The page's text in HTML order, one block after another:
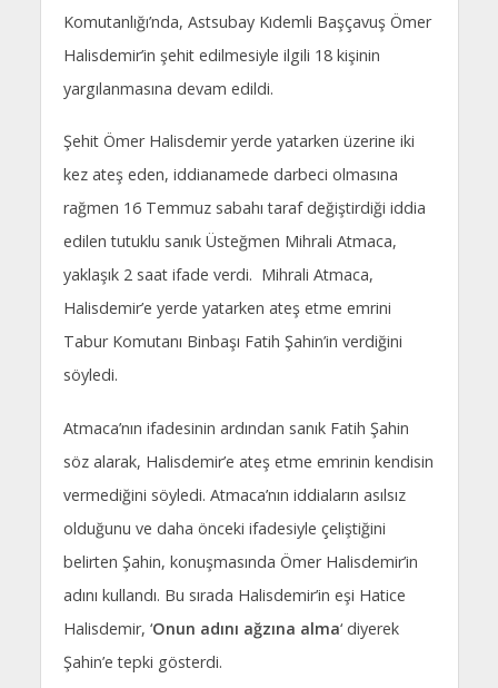
Komutanlığı’nda, Astsubay Kıdemli Başçavuş Ömer
Halisdemir’in şehit edilmesiyle ilgili 18 kişinin
yargılanmasına devam edildi.
Şehit Ömer Halisdemir yerde yatarken üzerine iki
kez ateş eden, iddianamede darbeci olmasına
rağmen 16 Temmuz sabahı taraf değiştirdiği iddia
edilen tutuklu sanık Üsteğmen Mihrali Atmaca,
yaklaşık 2 saat ifade verdi. Mihrali Atmaca,
Halisdemir’e yerde yatarken ateş etme emrini
Tabur Komutanı Binbaşı Fatih Şahin’in verdiğini
söyledi.
Atmaca’nın ifadesinin ardından sanık Fatih Şahin
söz alarak, Halisdemir’e ateş etme emrinin kendisin
vermediğini söyledi. Atmaca’nın iddiaların asılsız
olduğunu ve daha önceki ifadesiyle çeliştiğini
belirten Şahin, konuşmasında Ömer Halisdemir’in
adını kullandı. Bu sırada Halisdemir’in eşi Hatice
Halisdemir, ‘Onun adını ağzına alma‘ diyerek
Şahin’e tepki gösterdi.